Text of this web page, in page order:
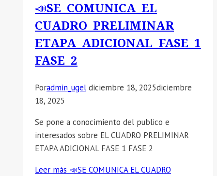
📣SE COMUNICA EL
CUADRO PRELIMINAR
ETAPA ADICIONAL FASE 1
FASE 2
Poradmin_ugel diciembre 18, 2025diciembre
18, 2025
Se pone a conocimiento del publico e
interesados sobre EL CUADRO PRELIMINAR
ETAPA ADICIONAL FASE 1 FASE 2
Leer más 📣SE COMUNICA EL CUADRO